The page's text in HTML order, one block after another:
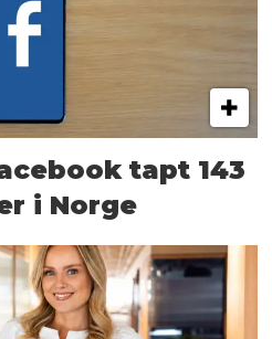
tapt 143
i Norge